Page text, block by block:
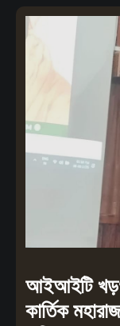
আইআইটি
কার্তিক